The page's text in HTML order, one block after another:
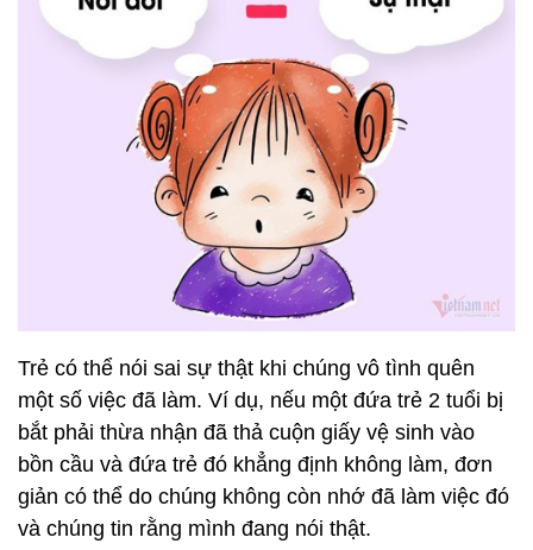
Trẻ có thể nói sai sự thật khi chúng vô tình quên
một số việc đã làm. Ví dụ, nếu một đứa trẻ 2 tuổi bị
bắt phải thừa nhận đã thả cuộn giấy vệ sinh vào
bồn cầu và đứa trẻ đó khẳng định không làm, đơn
giản có thể do chúng không còn nhớ đã làm việc đó
và chúng tin rằng mình đang nói thật.